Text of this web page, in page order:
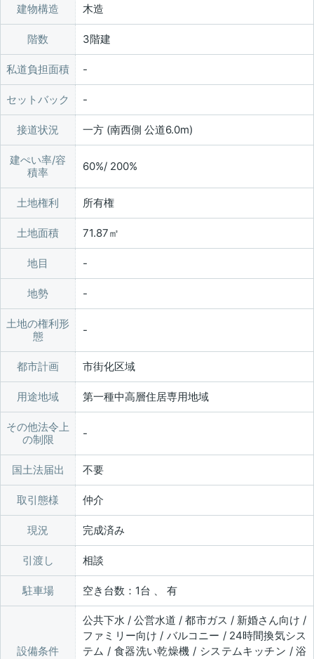
建物構造 木造
階数 3階建
私道負担面積
セットバック
接道状況 一方 (南西側 公道6.0m)
建ぺい率/容
積率
60%/ 200%
土地権利 所有権
土地面積 71.87㎡
地目
地勢
土地の権利形
態
都市計画 市街化区域
用途地域 第一種中高層住居専用地域
その他法令上
の制限
国土法届出 不要
取引態様 仲介
現況 完成済み
引渡し 相談
駐車場 空き台数：1台 、 有
設備条件
公共下水 / 公営水道 / 都市ガス / 新婚さん向け /
ファミリー向け / バルコニー / 24時間換気シス
テム / 食器洗い乾燥機 / システムキッチン / 浴